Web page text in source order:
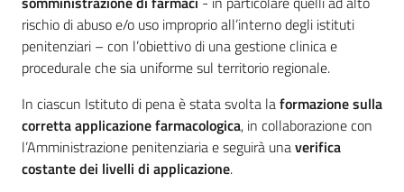
rischio di abuso e/o uso improprio all’interno degli istituti
penitenziari – con l’obiettivo di una gestione clinica e
procedurale che sia uniforme sul territorio regionale.
In ciascun Istituto di pena è stata svolta laformazione sulla
corretta applicazione farmacologica, in collaborazione con
l’Amministrazione penitenziaria e seguirà unaverifica
costante dei livelli di applicazione.